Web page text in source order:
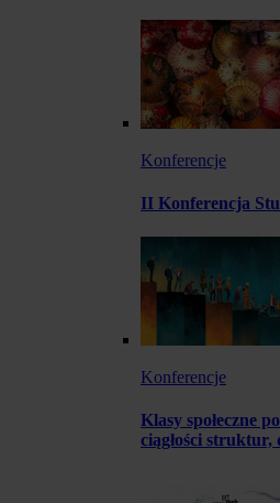
Konferencje
II Konferencja
Konferencje
Klasy społeczne
ciągłości struktur,